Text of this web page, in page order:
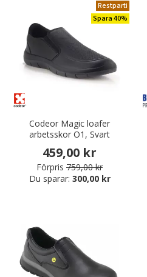
Restparti
Spara 40%
Codeor Magic loafer
arbetsskor O1, Svart
459,00 kr
Förpris 759,00 kr
Du sparar: 300,00 kr